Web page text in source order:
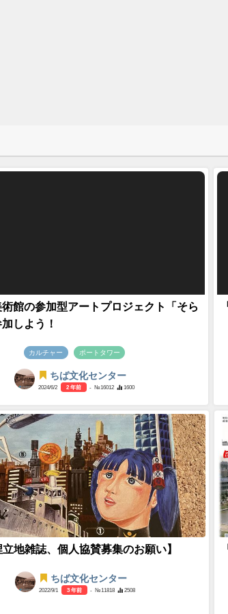
館の参加型アートプロジェクト「そら
しよう！
カルチャー ポートタワー
ちば文化センター
2024/6/2 2 年前 - №16012 1600
立地雑誌、個人協賛募集のお願い】
ちば文化センター
2022/9/1 3 年前 - №11818 2508